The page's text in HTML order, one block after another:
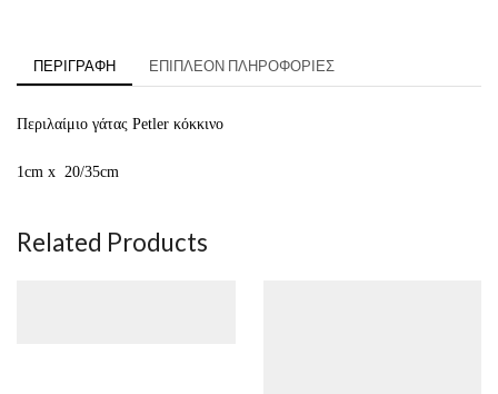
ΠΕΡΙΓΡΑΦΉ ΕΠΙΠΛΈΟΝ ΠΛΗΡΟΦΟΡΊΕΣ
Περιλαίμιο γάτας Petler κόκκινο
1cm x 20/35cm
Related Products